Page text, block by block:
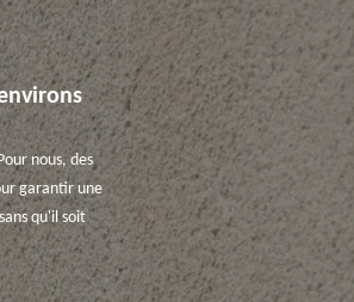
nous, des
garantir une
qu'il soit